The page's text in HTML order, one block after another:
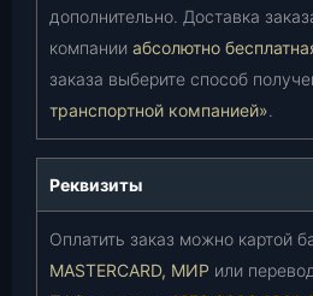
дополнительно. Доставка
компании абсолютно
заказа выберите способ
транспортной компанией».
Реквизиты
Оплатить заказ можно картой
MASTERCARD, МИР или